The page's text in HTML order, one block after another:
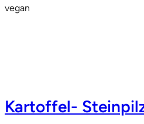
vegan
Kartoffel-